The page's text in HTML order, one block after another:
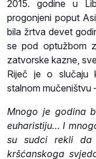
2015. godine u
progonjeni poput
bila žrtva devet
se pod optužbom
zatvorske kazne,
Riječ je o slučaju
stalnom mučeništvu
Mnogo je godina
euharistiju… I
su sudci rekli da
kršćanskoga